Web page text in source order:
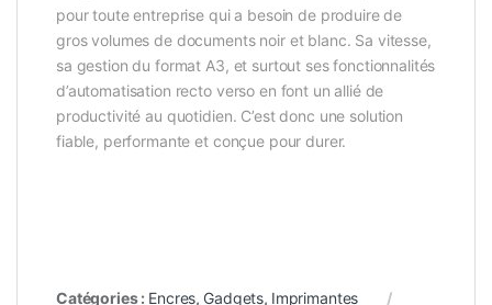
pour toute entreprise qui a besoin de produire de
gros volumes de documents noir et blanc. Sa vitesse,
sa gestion du format A3, et surtout ses fonctionnalités
d’automatisation recto verso en font un allié de
productivité au quotidien. C’est donc une solution
fiable, performante et conçue pour durer.
Catégories : Encres, Gadgets, Imprimantes